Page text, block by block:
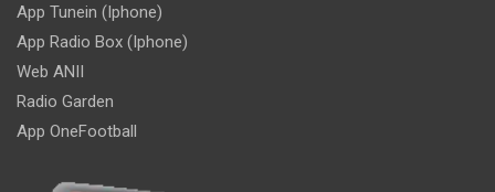
App Tunein (Iphone)
App Radio Box (Iphone)
Web ANII
Radio Garden
App OneFootball